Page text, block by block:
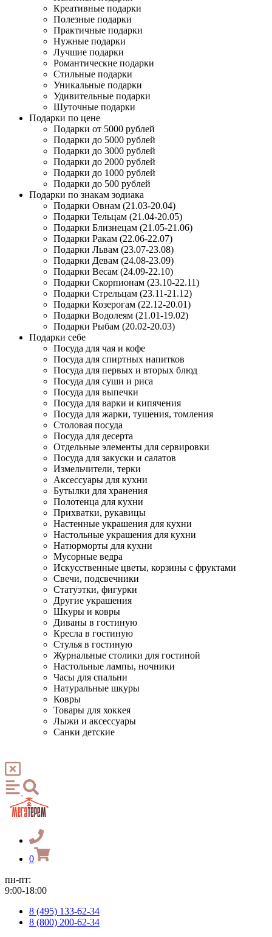
Креативные подарки
Полезные подарки
Практичные подарки
Нужные подарки
Лучшие подарки
Романтические подарки
Стильные подарки
Уникальные подарки
Удивительные подарки
Шуточные подарки
Подарки по цене
Подарки от 5000 рублей
Подарки до 5000 рублей
Подарки до 3000 рублей
Подарки до 2000 рублей
Подарки до 1000 рублей
Подарки до 500 рублей
Подарки по знакам зодиака
Подарки Овнам (21.03-20.04)
Подарки Тельцам (21.04-20.05)
Подарки Близнецам (21.05-21.06)
Подарки Ракам (22.06-22.07)
Подарки Львам (23.07-23.08)
Подарки Девам (24.08-23.09)
Подарки Весам (24.09-22.10)
Подарки Скорпионам (23.10-22.11)
Подарки Стрельцам (23.11-21.12)
Подарки Козерогам (22.12-20.01)
Подарки Водолеям (21.01-19.02)
Подарки Рыбам (20.02-20.03)
Подарки себе
Посуда для чая и кофе
Посуда для спиртных напитков
Посуда для первых и вторых блюд
Посуда для суши и риса
Посуда для выпечки
Посуда для варки и кипячения
Посуда для жарки, тушения, томления
Столовая посуда
Посуда для десерта
Отдельные элементы для сервировки
Посуда для закуски и салатов
Измельчители, терки
Аксессуары для кухни
Бутылки для хранения
Полотенца для кухни
Прихватки, рукавицы
Настенные украшения для кухни
Настольные украшения для кухни
Натюрморты для кухни
Мусорные ведра
Искусственные цветы, корзины с фруктами
Свечи, подсвечники
Статуэтки, фигурки
Другие украшения
Шкуры и ковры
Диваны в гостиную
Кресла в гостиную
Стулья в гостиную
Журнальные столики для гостиной
Настольные лампы, ночники
Часы для спальни
Натуральные шкуры
Ковры
Товары для хоккея
Лыжи и аксессуары
Санки детские
0
пн-пт:
9:00-18:00
8 (495) 133-62-34
8 (800) 200-62-34